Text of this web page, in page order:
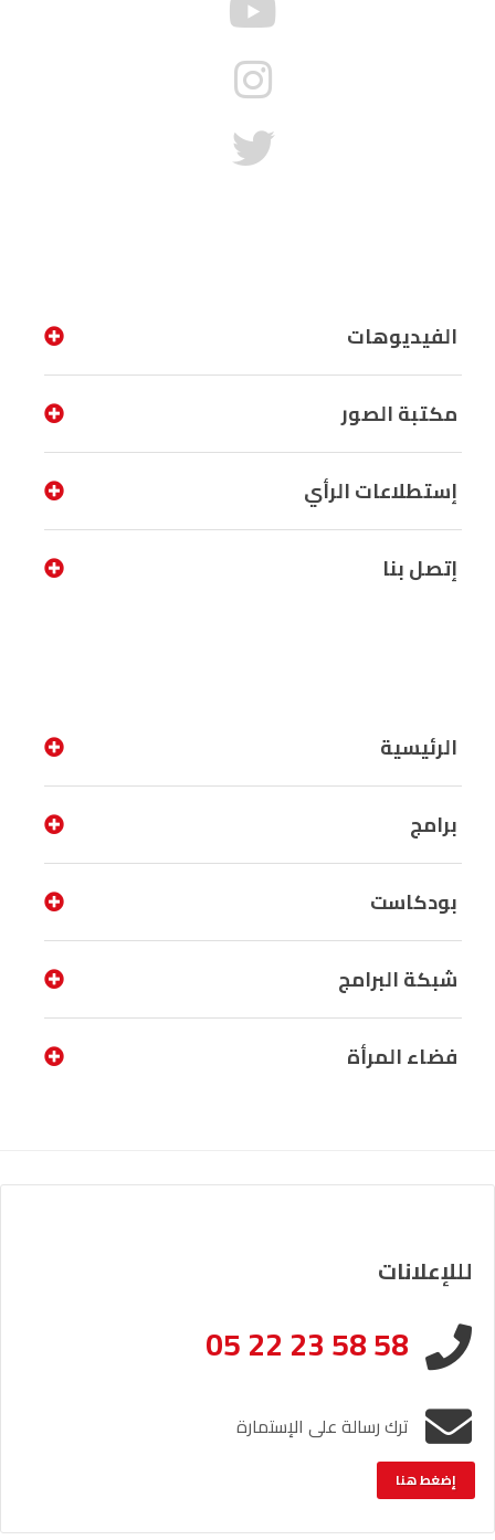
الفيديوهات
مكتبة الصور
إستطلاعات الرأي
إتصل بنا
الرئيسية
برامج
بودكاست
شبكة البرامج
فضاء المرأة
لللإعلانات
05 22 23 58 58
ترك رسالة على الإستمارة
إضغط هنا